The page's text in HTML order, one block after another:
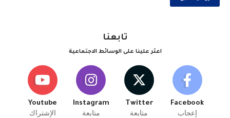
تابعنا
اعثر علينا على الوسائط الاجتماعية
Facebook
إعجاب
Twitter
متابعة
Instagram
متابعة
Youtube
الإشتراك